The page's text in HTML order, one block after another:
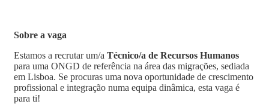
Sobre a vaga
Estamos a recrutar um/a Técnico/a de Recursos Humanos
para uma ONGD de referência na área das migrações, sediada
em Lisboa. Se procuras uma nova oportunidade de crescimento
profissional e integração numa equipa dinâmica, esta vaga é
para ti!